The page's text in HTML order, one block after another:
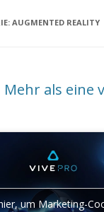
AUGMENTED REALITY
Mehr als
um Marketing-